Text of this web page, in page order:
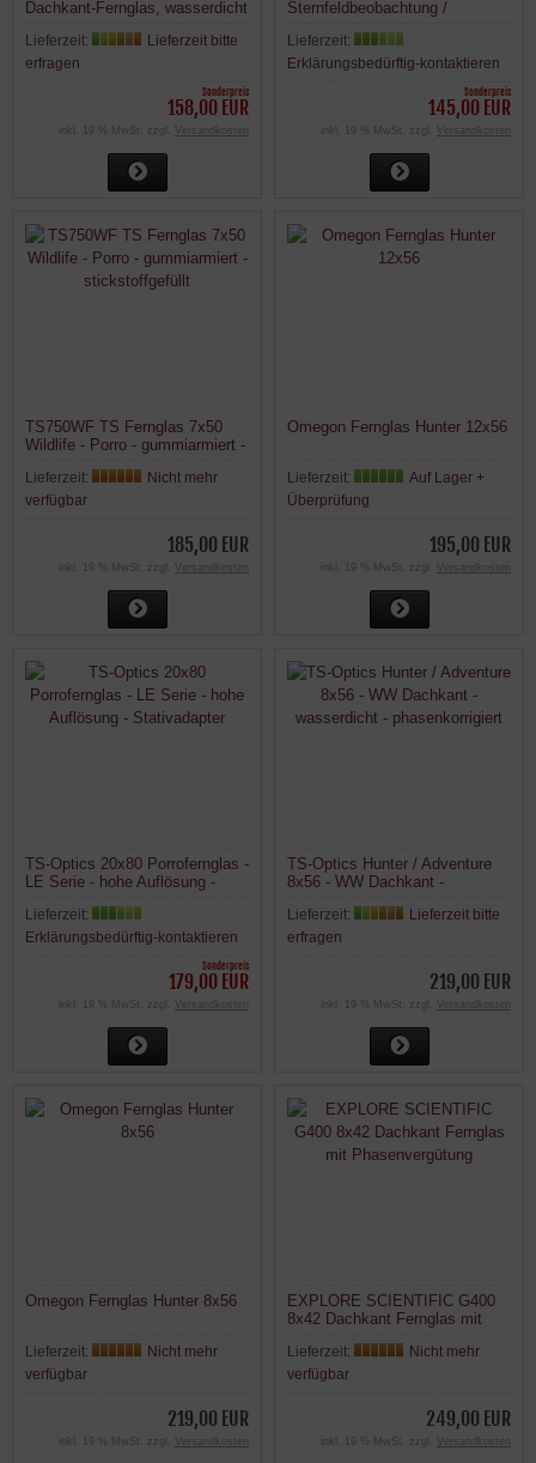
Dachkant-Fernglas, wasserdicht
Lieferzeit:
Lieferzeit bitte
erfragen
Sonderpreis
158,00 EUR
inkl. 19 % MwSt. zzgl. Versandkosten
Sternfeldbeobachtung /
Lieferzeit:
Erklärungsbedürftig-kontaktieren
Sonderpreis
145,00 EUR
inkl. 19 % MwSt. zzgl. Versandkosten
TS750WF TS Fernglas 7x50
Wildlife - Porro - gummiarmiert -
Lieferzeit:
Nicht mehr
verfügbar
185,00 EUR
inkl. 19 % MwSt. zzgl. Versandkosten
Omegon Fernglas Hunter 12x56
Lieferzeit:
Auf Lager +
Überprüfung
195,00 EUR
inkl. 19 % MwSt. zzgl. Versandkosten
TS-Optics 20x80 Porrofernglas -
LE Serie - hohe Auflösung -
Lieferzeit:
Erklärungsbedürftig-kontaktieren
Sonderpreis
179,00 EUR
inkl. 19 % MwSt. zzgl. Versandkosten
TS-Optics Hunter / Adventure
8x56 - WW Dachkant -
Lieferzeit:
Lieferzeit bitte
erfragen
219,00 EUR
inkl. 19 % MwSt. zzgl. Versandkosten
Omegon Fernglas Hunter 8x56
Lieferzeit:
Nicht mehr
verfügbar
219,00 EUR
inkl. 19 % MwSt. zzgl. Versandkosten
EXPLORE SCIENTIFIC G400
8x42 Dachkant Fernglas mit
Lieferzeit:
Nicht mehr
verfügbar
249,00 EUR
inkl. 19 % MwSt. zzgl. Versandkosten